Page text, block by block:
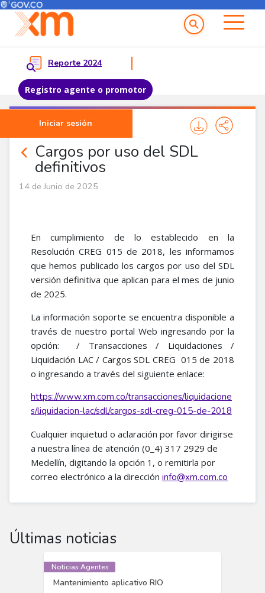
Pasar al contenido principal
Menú del Usuario
Reporte 2024
Registro agente o promotor
Iniciar sesión
Menu principal
Cargos por uso del SDL
definitivos
Noticias Agentes
14 de Junio de 2025
En cumplimiento de lo establecido en la
Resolución CREG 015 de 2018, les informamos
que hemos publicado los cargos por uso del SDL
versión definitiva que aplican para el mes de junio
de 2025.
La información soporte se encuentra disponible a
través de nuestro portal Web ingresando por la
opción: / Transacciones / Liquidaciones /
Liquidación LAC / Cargos SDL CREG 015 de 2018
o ingresando a través del siguiente enlace:
https://www.xm.com.co/transacciones/liquidacione
s/liquidacion-lac/sdl/cargos-sdl-creg-015-de-2018
Cualquier inquietud o aclaración por favor dirigirse
a nuestra línea de atención (0_4) 317 2929 de
Medellín, digitando la opción 1, o remitirla por
correo electrónico a la dirección info@xm.com.co
Últimas noticias
Noticias Agentes
Mantenimiento aplicativo RIO